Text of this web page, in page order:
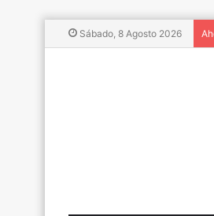
Sábado, 8 Agosto 2026